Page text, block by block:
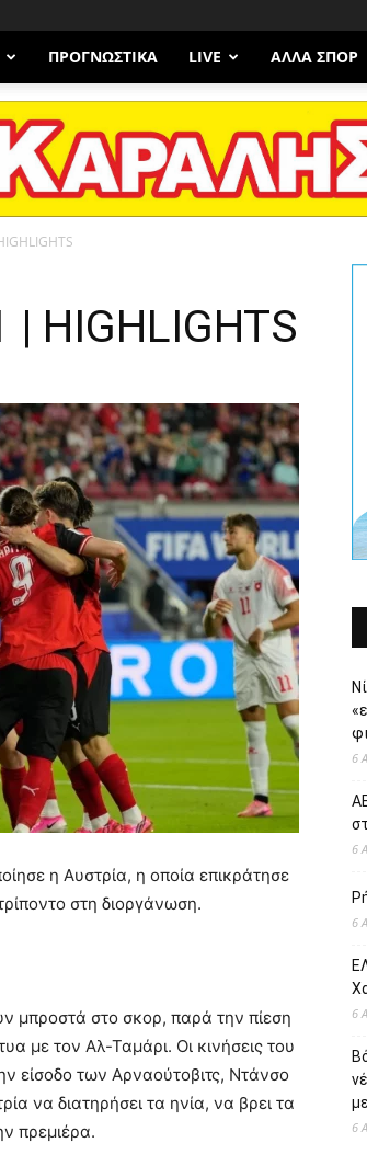
ΠΡΟΓΝΩΣΤΙΚΑ LIVE ΆΛΛΑ ΣΠΟΡ
| HIGHLIGHTS
η Αυστρία, η οποία επικράτησε
στη διοργάνωση.
μπροστά στο σκορ, παρά την πίεση
με τον Αλ-Ταμάρι. Οι κινήσεις του
είσοδο των Αρναούτοβιτς, Ντάνσο
να διατηρήσει τα ηνία, να βρει τα
πρεμιέρα.
6
6
6
6
6